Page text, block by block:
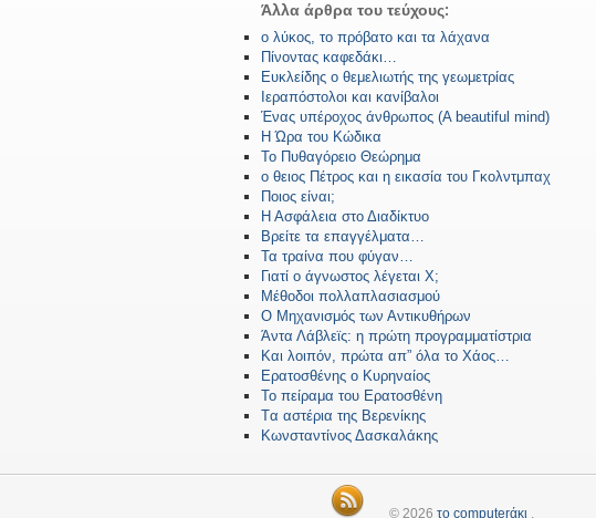
Άλλα άρθρα του τεύχους:
ο λύκος, το πρόβατο και τα λάχανα
Πίνοντας καφεδάκι…
Ευκλείδης ο θεμελιωτής της γεωμετρίας
Ιεραπόστολοι και κανίβαλοι
Ένας υπέροχος άνθρωπος (A beautiful mind)
Η Ώρα του Κώδικα
Το Πυθαγόρειο Θεώρημα
ο θειος Πέτρος και η εικασία του Γκολντμπαχ
Ποιος είναι;
Η Ασφάλεια στο Διαδίκτυο
Βρείτε τα επαγγέλματα…
Τα τραίνα που φύγαν…
Γιατί ο άγνωστος λέγεται Χ;
Μέθοδοι πολλαπλασιασμού
Ο Μηχανισμός των Αντικυθήρων
Άντα Λάβλεϊς: η πρώτη προγραμματίστρια
Και λοιπόν, πρώτα απ” όλα το Χάος…
Ερατοσθένης ο Κυρηναίος
Το πείραμα του Ερατοσθένη
Tα αστέρια της Βερενίκης
Κωνσταντίνος Δασκαλάκης
© 2026 το computerάκι .